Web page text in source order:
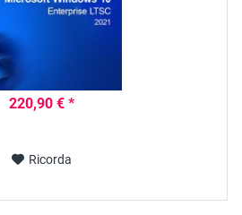
220,90 € *
Ricorda